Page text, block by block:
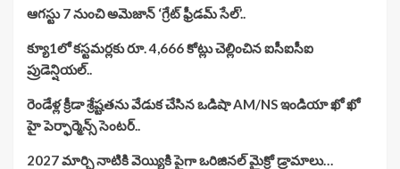
ఆగస్టు 7 నుంచి అమెజాన్ ‘గ్రేట్ ఫ్రీడమ్ సేల్’..
క్యూ1లో కస్టమర్లకు రూ. 4,666 కోట్లు చెల్లించిన ఐసీఐసీఐ
ప్రుడెన్షియల్..
రెండేళ్ల క్రీడా శ్రేష్టతను వేడుక చేసిన ఒడిషా AM/NS ఇండియా ఖో ఖో
హై పెర్ఫార్మెన్స్ సెంటర్..
2027 మార్చి నాటికి వెయ్యికి పైగా ఒరిజినల్ మైక్రో డ్రామాలు…